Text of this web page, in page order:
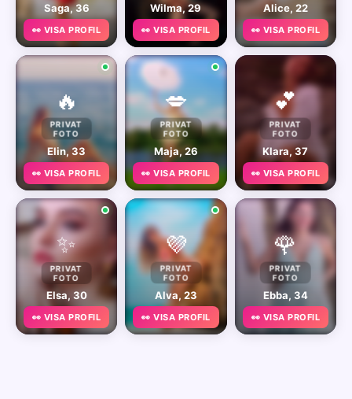
Saga, 36
👀 VISA PROFIL
Wilma, 29
👀 VISA PROFIL
Alice, 22
👀 VISA PROFIL
🔥
PRIVAT
FOTO
Elin, 33
👀 VISA PROFIL
💋
PRIVAT
FOTO
Maja, 26
👀 VISA PROFIL
💕
PRIVAT
FOTO
Klara, 37
👀 VISA PROFIL
✨
PRIVAT
FOTO
Elsa, 30
👀 VISA PROFIL
💜
PRIVAT
FOTO
Alva, 23
👀 VISA PROFIL
🌹
PRIVAT
FOTO
Ebba, 34
👀 VISA PROFIL